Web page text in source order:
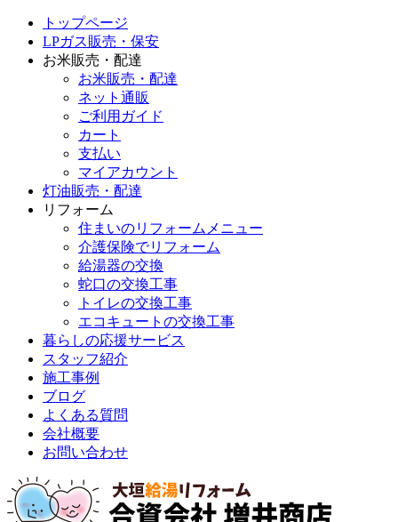
トップページ
LPガス販売・保安
お米販売・配達
お米販売・配達
ネット通販
ご利用ガイド
カート
支払い
マイアカウント
灯油販売・配達
リフォーム
住まいのリフォームメニュー
介護保険でリフォーム
給湯器の交換
蛇口の交換工事
トイレの交換工事
エコキュートの交換工事
暮らしの応援サービス
スタッフ紹介
施工事例
ブログ
よくある質問
会社概要
お問い合わせ